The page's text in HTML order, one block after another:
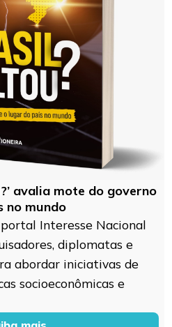
avalia mote do governo
no mundo
Interesse Nacional
diplomatas e
abordar iniciativas de
socioeconômicas e